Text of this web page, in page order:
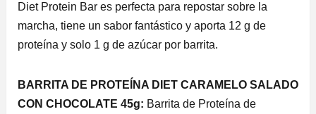
Diet Protein Bar es perfecta para repostar sobre la
marcha, tiene un sabor fantástico y aporta 12 g de
proteína y solo 1 g de azúcar por barrita.
BARRITA DE PROTEÍNA DIET CARAMELO SALADO
CON CHOCOLATE 45g: Barrita de Proteína de